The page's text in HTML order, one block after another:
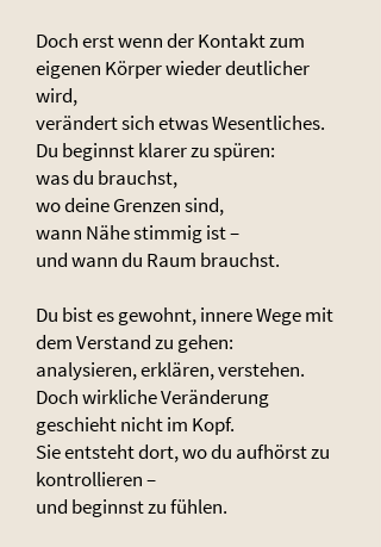
Doch erst wenn der Kontakt zum
eigenen Körper wieder deutlicher
wird,
verändert sich etwas Wesentliches.
Du beginnst klarer zu spüren:
was du brauchst,
wo deine Grenzen sind,
wann Nähe stimmig ist –
und wann du Raum brauchst.
Du bist es gewohnt, innere Wege mit
dem Verstand zu gehen:
analysieren, erklären, verstehen.
Doch wirkliche Veränderung
geschieht nicht im Kopf.
Sie entsteht dort, wo du aufhörst zu
kontrollieren –
und beginnst zu fühlen.